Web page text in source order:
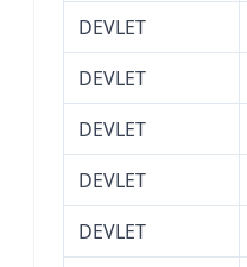
DEVLET
DEVLET
DEVLET
DEVLET
DEVLET